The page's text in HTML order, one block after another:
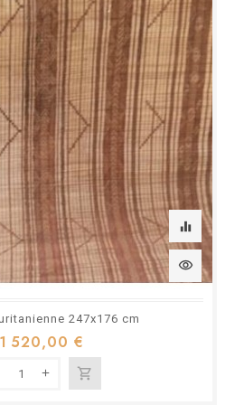
equalizer
visibility
247x176 cm
1 520,00 €
shopping_cart